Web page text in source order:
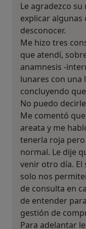
Le agradezco
explicar algunas
desconocer.
Me hizo tres
que atendí,
anamnesis -
lunares con una
concluyendo
No puedo
Me comentó
areata y me
tenerla roja
normal. Le dije
venir otro día. El
solo nos
de consulta en
de entender
gestión de
Para adelantar